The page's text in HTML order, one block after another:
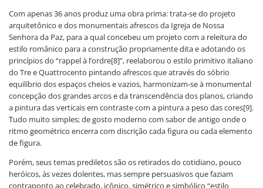
Com apenas 36 anos produz uma obra prima: trata-se do projeto
arquitetônico e dos monumentais afrescos da Igreja de Nossa
Senhora da Paz, para a qual concebeu um projeto com a releitura do
estilo românico para a construção propriamente dita e adotando os
princípios do “rappel à l’ordre[8]”, reelaborou o estilo primitivo italiano
do Tre e Quattrocento pintando afrescos que através do sóbrio
equilíbrio dos espaços cheios e vazios, harmonizam-se à monumental
concepção dos grandes arcos e da transcendência dos planos, criando
a pintura das verticais em contraste com a pintura a peso das cores[9].
Tudo muito simples; de gosto moderno com sabor de antigo onde o
ritmo geométrico encerra com discrição cada figura ou cada elemento
de figura.
Porém, seus temas prediletos são os retirados do cotidiano, pouco
heróicos, às vezes dolentes, mas sempre persuasivos que faziam
contraponto ao celebrado, icônico, simétrico e simbólico “estilo